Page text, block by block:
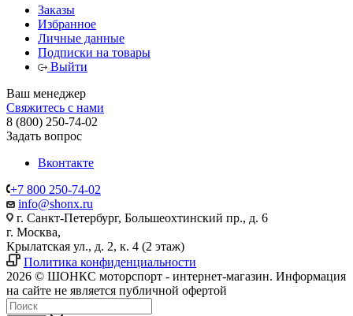
Заказы
Избранное
Личные данные
Подписки на товары
Выйти
Ваш менеджер
Свяжитесь с нами
8 (800) 250-74-02
Задать вопрос
Вконтакте
+7 800 250-74-02
info@shonx.ru
г. Санкт-Петербург, Большеохтинский пр., д. 6
г. Москва,
Крылатская ул., д. 2, к. 4 (2 этаж)
Политика конфиденциальности
2026 © ШОНКС моторспорт - интернет-магазин. Информация
на сайте не является публичной офертой